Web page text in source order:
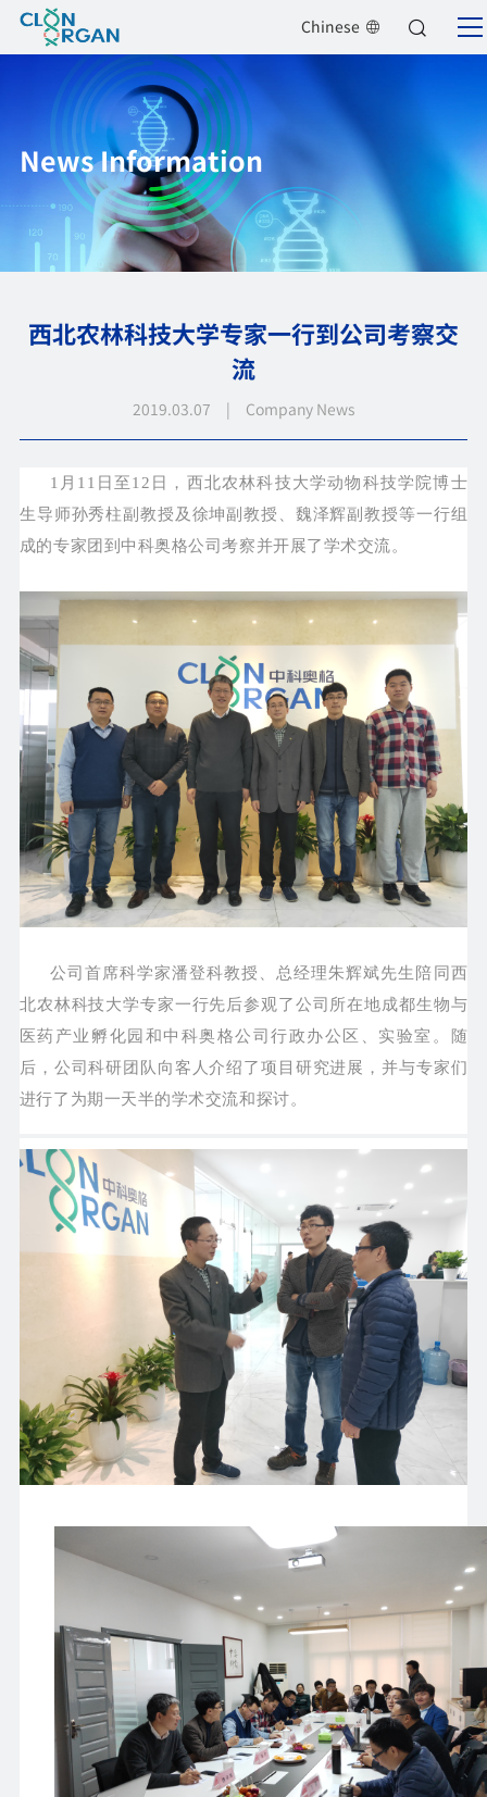
Chinese
News Information
西北农林科技大学专家一行到公司考察交
流
2019.03.07 | Company News
1月11日至12日，西北农林科技大学动物科技学院博士
生导师孙秀柱副教授及徐坤副教授、魏泽辉副教授等一行组
成的专家团到中科奥格公司考察并开展了学术交流。
公司首席科学家潘登科教授、总经理朱辉斌先生陪同西
北农林科技大学专家一行先后参观了公司所在地成都生物与
医药产业孵化园和中科奥格公司行政办公区、实验室。随
后，公司科研团队向客人介绍了项目研究进展，并与专家们
进行了为期一天半的学术交流和探讨。